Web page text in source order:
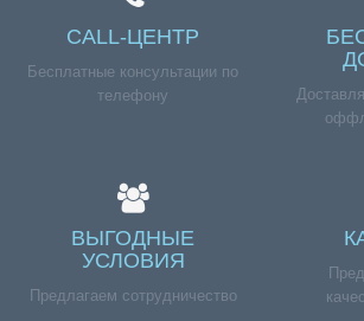
CALL-ЦЕНТР
Бесплатные консультации по
телефону
ВЫГОДНЫЕ
УСЛОВИЯ
Предлагаем сотрудничество